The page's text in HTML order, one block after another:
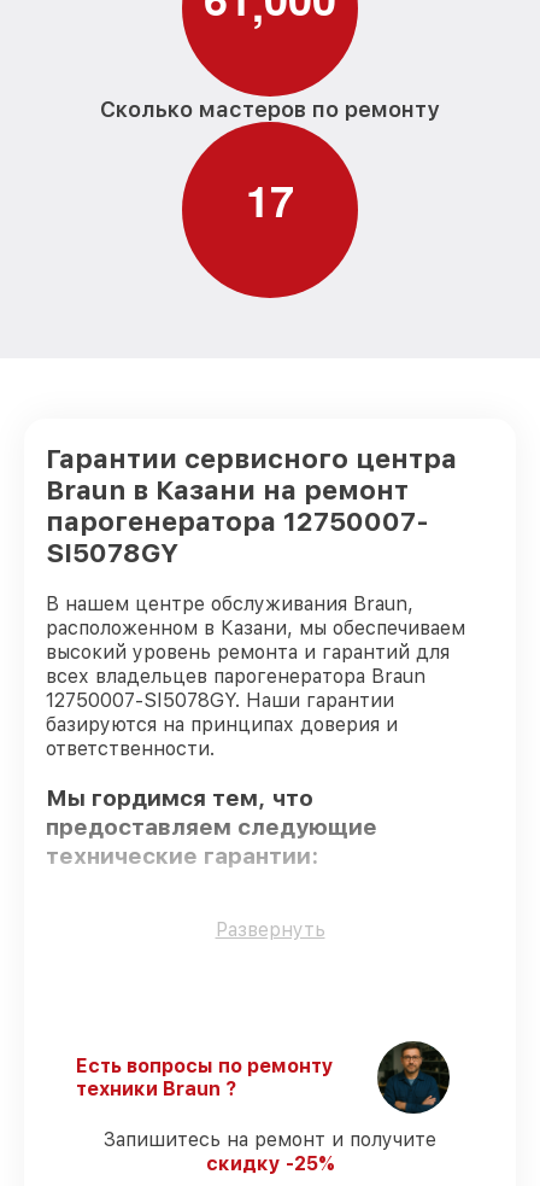
Сколько мастеров по ремонту
17
Гарантии сервисного центра
Braun в Казани на ремонт
парогенератора 12750007-
SI5078GY
В нашем центре обслуживания Braun,
расположенном в Казани, мы обеспечиваем
высокий уровень ремонта и гарантий для
всех владельцев парогенератора Braun
12750007-SI5078GY. Наши гарантии
базируются на принципах доверия и
ответственности.
Мы гордимся тем, что
предоставляем следующие
технические гарантии:
Использование оригинальных
обучение и ежегодную аттестацию, что
подтверждает их уровень мастерства.
Соблюдение сроков обслуживания
гарантируем завершение работ без
задержек.
Подтвержденная гарантия
Развернуть
Есть вопросы по ремонту
техники Braun ?
Запишитесь на ремонт и получите
скидку -25%